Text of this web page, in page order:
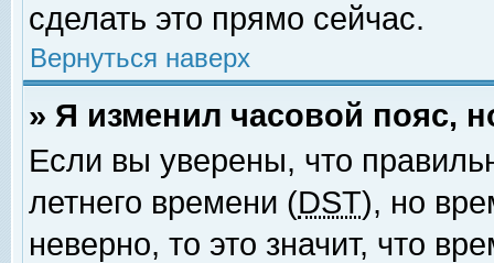
сделать это прямо сейчас.
Вернуться наверх
» Я изменил часовой пояс,
Если вы уверены, что
летнего времени (DST), но
неверно, то это значит, что